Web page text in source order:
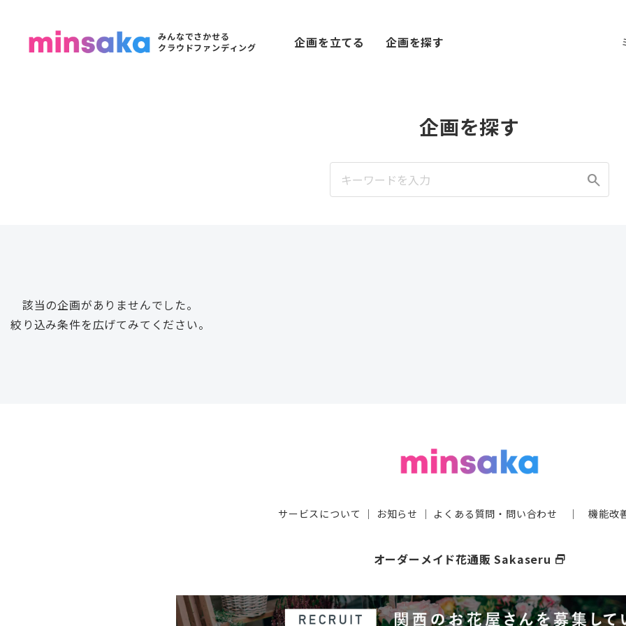
みんなでさかせる
クラウドファンディング
企画を立てる 企画を探す
企画を探す
search
該当の企画がありませんでした。
絞り込み条件を広げてみてください。
サービスについて ｜ お知らせ ｜ よくある質問・問い合わせ ｜機能改
オーダーメイド花通販 Sakaseru select_window